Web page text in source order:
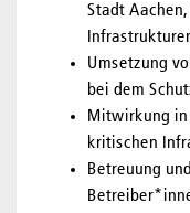
Stadt
Umsetzung
bei dem
Mitwirkung in
kritischen
Betreuung